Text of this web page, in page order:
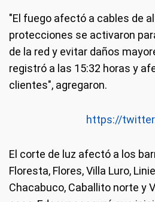
"El fuego afectó a cables de
protecciones se activaron
de la red y evitar daños
registró a las 15:32 horas y
clientes", agregaron.
https://
El corte de luz afectó a los
Floresta, Flores, Villa Luro,
Chacabuco, Caballito norte y